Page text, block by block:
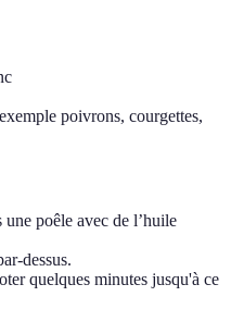
poivrons, courgettes,
une poêle avec de l’huile
dessus.
quelques minutes jusqu'à ce